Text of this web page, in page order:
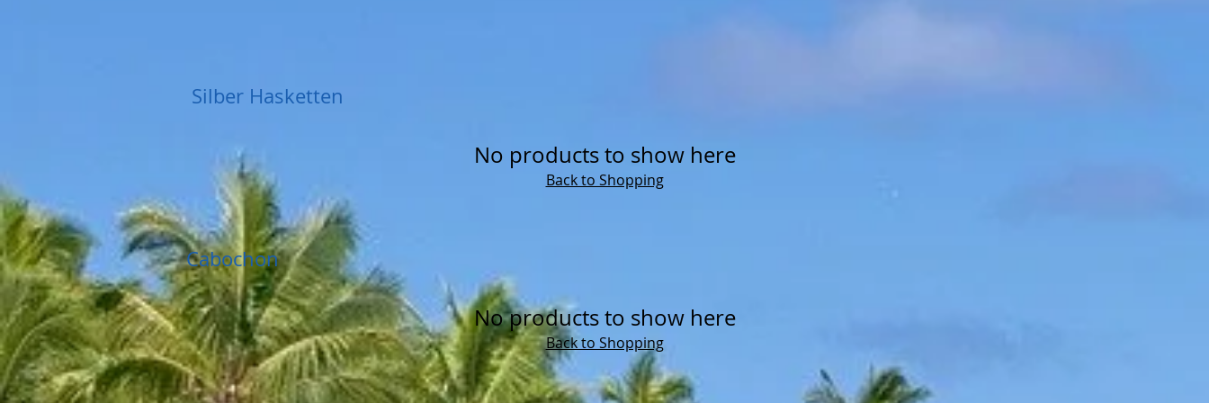
No products to show here
Back to Shopping
Silber Hasketten
Cabochon
No products to show here
Back to Shopping